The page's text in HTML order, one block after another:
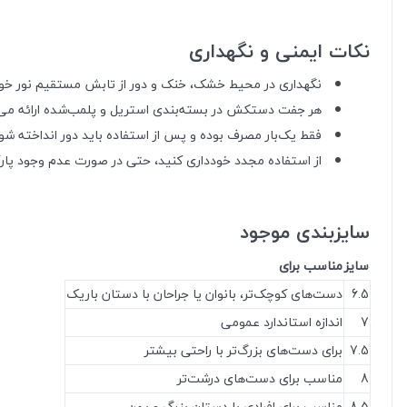
نکات ایمنی و نگهداری
نگهداری در محیط خشک، خنک و دور از تابش مستقیم نور
هر جفت دستکش در بسته‌بندی استریل و پلمب‌شده ارائه
فقط یک‌بار مصرف بوده و پس از استفاده باید دور انداخته
از استفاده مجدد خودداری کنید، حتی در صورت عدم وجود
سایزبندی موجود
سایزمناسب برای
6.5 دست‌های کوچک‌تر، بانوان یا جراحان با دستان باریک
7
اندازه استاندارد عمومی
7.5 برای دست‌های بزرگ‌تر با راحتی بیشتر
8
مناسب برای دست‌های درشت‌تر